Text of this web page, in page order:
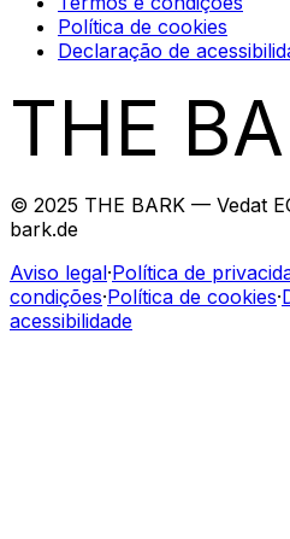
Política de cookies
Declaração de
THE
© 2025 THE BARK — Vedat
bark.de
Aviso legal·Política de
condições·Política de cookies·
acessibilidade